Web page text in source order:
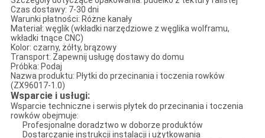
Czas dostawy: 7-30 dni
Warunki płatności: Różne kanały
Materiał: węglik (wkładki narzędziowe z węglika wolframu,
wkładki tnące CNC)
Kolor: czarny, żółty, brązowy
Transport: Zapewnij usługę dostawy do domu
Próbka: Podaj
Nazwa produktu: Płytki do przecinania i toczenia rowków
(ZX96017-1.0)
Wsparcie i usługi:
Wsparcie techniczne i serwis płytek do przecinania i toczenia
rowków obejmuje:
Profesjonalne doradztwo w doborze produktów
Dostarczanie instrukcji instalacji i użytkowania